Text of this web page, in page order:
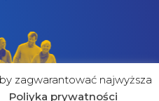
zagwarantować najwyższa
Poliyka prywatności